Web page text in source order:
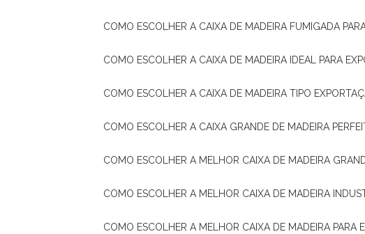
COMO ESCOLHER A CAIXA DE MADEIRA FUMIGADA
COMO ESCOLHER A CAIXA DE MADEIRA IDEAL PARA
COMO ESCOLHER A CAIXA DE MADEIRA TIPO
COMO ESCOLHER A CAIXA GRANDE DE MADEIRA
COMO ESCOLHER A MELHOR CAIXA DE MADEIRA
COMO ESCOLHER A MELHOR CAIXA DE MADEIRA
COMO ESCOLHER A MELHOR CAIXA DE MADEIRA PARA